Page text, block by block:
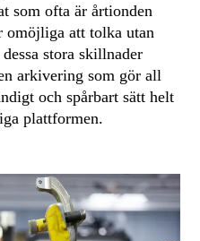
som ofta är årtionden
omöjliga att tolka utan
stora skillnader
arkivering som gör all
och spårbart sätt helt
plattformen.